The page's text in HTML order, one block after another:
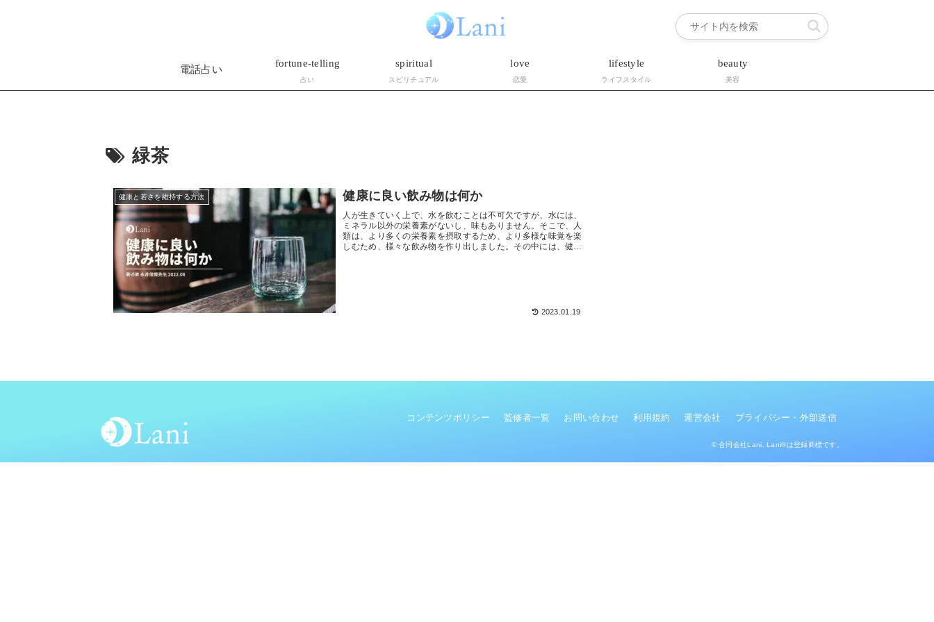
電話占い
fortune-telling
占い
spiritual
スピリチュアル
love
恋愛
lifestyle
ライフスタイル
beauty
美容
緑茶
健康と若さを維持する方法 健康に良い飲み物は何か
人が生きていく上で、水を飲むことは不可欠ですが、水には、
ミネラル以外の栄養素がないし、味もありません。そこで、人
類は、より多くの栄養素を摂取するため、より多様な味覚を楽
しむため、様々な飲み物を作り出しました。その中には、健康
2023.01.19
コンテンツポリシー 監修者一覧 お問い合わせ 利用規約 運営会社 プライバシー・外部送信
© 合同会社Lani. Lani®は登録商標です。